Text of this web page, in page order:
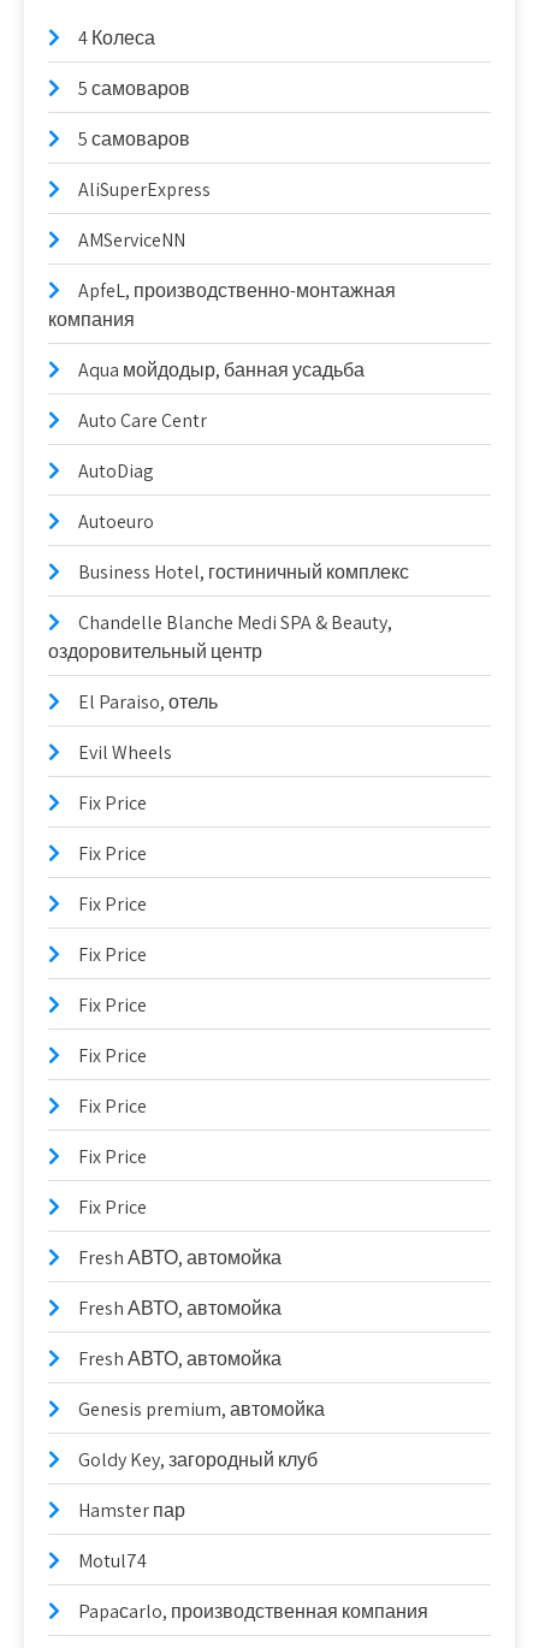
4 Колеса
5 самоваров
5 самоваров
AliSuperExpress
AMServiceNN
ApfeL, производственно-монтажная
компания
Aqua мойдодыр, банная усадьба
Auto Care Centr
AutoDiag
Autoeuro
Business Hotel, гостиничный комплекс
Chandelle Blanche Medi SPA & Beauty,
оздоровительный центр
El Paraiso, отель
Evil Wheels
Fix Price
Fix Price
Fix Price
Fix Price
Fix Price
Fix Price
Fix Price
Fix Price
Fix Price
Fresh АВТО, автомойка
Fresh АВТО, автомойка
Fresh АВТО, автомойка
Genesis premium, автомойка
Goldy Key, загородный клуб
Hamster пар
Motul74
Papaсarlo, производственная компания